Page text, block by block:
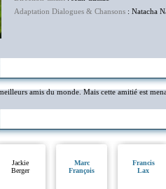
Adaptation Dialogues & Chansons : Natacha
amis du monde. Mais cette amitié est
Jackie
Berger
Marc
François
Francis
Lax